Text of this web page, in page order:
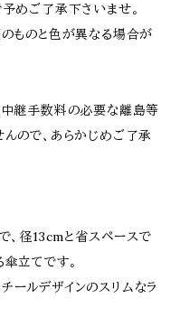
めご了承下さいませ。
ものと色が異なる場合が
継手数料の必要な離島等
ので、あらかじめご了承
、径13cmと省スペースで
立てです。
ルデザインのスリムなラ